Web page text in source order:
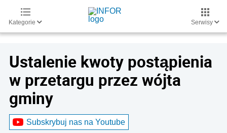
Kategorie Serwisy
Ustalenie kwoty postąpienia
w przetargu przez wójta
gminy
Subskrybuj nas na Youtube